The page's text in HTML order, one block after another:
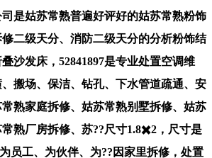
是姑苏常熟普遍好评好的姑苏常熟粉饰
二级天分、消防二级天分的分析粉饰结
沙发床，52841897是专业处置空调维
搬场、保洁、钻孔、下水管道疏通、安
熟家庭拆修、姑苏常熟别墅拆修、姑苏
熟厂房拆修、苏??尺寸1.8✖️2，尺寸是
员工、为伙伴、为??因家里拆修，处置